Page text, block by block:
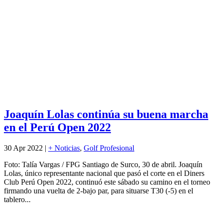
Joaquín Lolas continúa su buena marcha
en el Perú Open 2022
30 Apr 2022 | + Noticias, Golf Profesional
Foto: Talía Vargas / FPG Santiago de Surco, 30 de abril. Joaquín
Lolas, único representante nacional que pasó el corte en el Diners
Club Perú Open 2022, continuó este sábado su camino en el torneo
firmando una vuelta de 2-bajo par, para situarse T30 (-5) en el
tablero...